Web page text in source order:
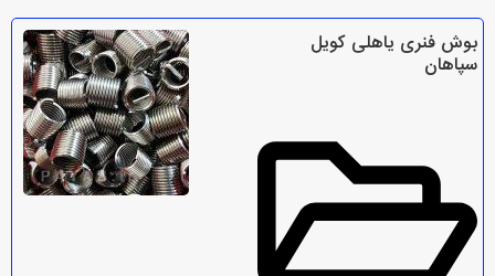
بوش فنری یاهلی کویل
سپاهان